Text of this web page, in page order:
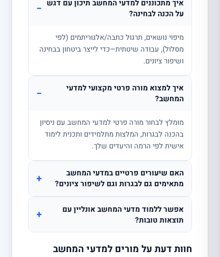
איך מתכוננים למדעי המחשב תיכון עם דגש
על הכנה לבחינה?
−
מיפוי נושאים, תרגול כתבה/אלגוריתמים (לפי
מסלול), עבודה שיטתית—כדי לייצר ביטחון בבחינה
ושיפור ציונים.
איך למצוא מורה פרטי מקצועי למדעי
המחשב?
−
מומלץ לבחור מורה פרטי למדעי המחשב עם ניסיון
בהכנה לבגרות, המלצות מתלמידים ותכנית לימוד
אישית לפי הרמה והיעדים שלך.
האם שיעורים פרטיים במדעי המחשב
מתאימים גם לבגרות וגם לשיפור ציונים?
+
אפשר ללמוד מדעי המחשב אונליין עם
תוצאות טובות?
+
חוות דעת על מורים למדעי המחשב